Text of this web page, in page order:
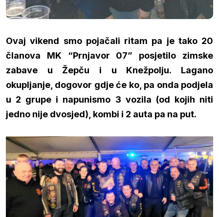
Ovaj vikend smo pojačali ritam pa je tako 20
članova MK “Prnjavor 07” posjetilo zimske
zabave u Žepču i u Knežpolju. Lagano
okupljanje, dogovor gdje će ko, pa onda podjela
u 2 grupe i napunismo 3 vozila (od kojih niti
jedno nije dvosjed), kombi i 2 auta pa na put.